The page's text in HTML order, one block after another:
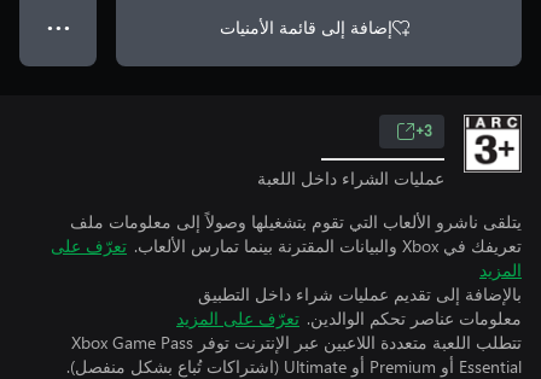
إضافة إلى قائمة الأمنيات ● ● ●
3+
عمليات الشراء داخل اللعبة
يتلقى ناشرو الألعاب التي تقوم بتشغيلها وصولاً إلى معلومات ملف
تعريفك في Xbox والبيانات المقترنة بينما تمارس الألعاب.
تعرّف على
المزيد
بالإضافة إلى تقديم عمليات شراء داخل التطبيق
معلومات عناصر تحكم الوالدين. تعرّف على المزيد
تتطلب اللعبة متعددة اللاعبين عبر الإنترنت توفر Xbox Game Pass
Essential أو Premium أو Ultimate (اشتراكات تُباع بشكل منفصل).